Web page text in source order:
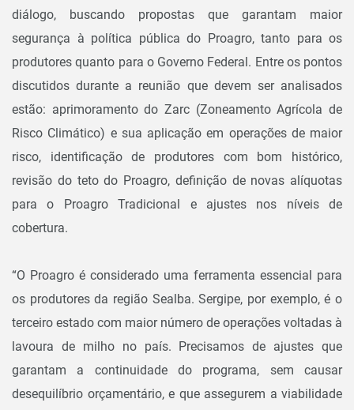
diálogo, buscando propostas que garantam maior
segurança à política pública do Proagro, tanto para os
produtores quanto para o Governo Federal. Entre os pontos
discutidos durante a reunião que devem ser analisados
estão: aprimoramento do Zarc (Zoneamento Agrícola de
Risco Climático) e sua aplicação em operações de maior
risco, identificação de produtores com bom histórico,
revisão do teto do Proagro, definição de novas alíquotas
para o Proagro Tradicional e ajustes nos níveis de
cobertura.
“O Proagro é considerado uma ferramenta essencial para
os produtores da região Sealba. Sergipe, por exemplo, é o
terceiro estado com maior número de operações voltadas à
lavoura de milho no país. Precisamos de ajustes que
garantam a continuidade do programa, sem causar
desequilíbrio orçamentário, e que assegurem a viabilidade